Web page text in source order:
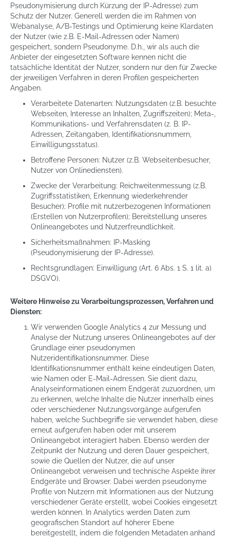
Pseudonymisierung durch Kürzung der IP-Adresse) zum
Schutz der Nutzer. Generell werden die im Rahmen von
Webanalyse, A/B-Testings und Optimierung keine Klardaten
der Nutzer (wie z.B. E-Mail-Adressen oder Namen)
gespeichert, sondern Pseudonyme. D.h., wir als auch die
Anbieter der eingesetzten Software kennen nicht die
tatsächliche Identität der Nutzer, sondern nur den für Zwecke
der jeweiligen Verfahren in deren Profilen gespeicherten
Angaben.
Verarbeitete Datenarten: Nutzungsdaten (z.B. besuchte
Webseiten, Interesse an Inhalten, Zugriffszeiten); Meta-,
Kommunikations- und Verfahrensdaten (z. B. IP-
Adressen, Zeitangaben, Identifikationsnummern,
Einwilligungsstatus).
Betroffene Personen: Nutzer (z.B. Webseitenbesucher,
Nutzer von Onlinediensten).
Zwecke der Verarbeitung: Reichweitenmessung (z.B.
Zugriffsstatistiken, Erkennung wiederkehrender
Besucher); Profile mit nutzerbezogenen Informationen
(Erstellen von Nutzerprofilen); Bereitstellung unseres
Onlineangebotes und Nutzerfreundlichkeit.
Sicherheitsmaßnahmen: IP-Masking
(Pseudonymisierung der IP-Adresse).
Rechtsgrundlagen: Einwilligung (Art. 6 Abs. 1 S. 1 lit. a)
DSGVO).
Weitere Hinweise zu Verarbeitungsprozessen, Verfahren und
Diensten:
Wir verwenden Google Analytics 4 zur Messung und
Analyse der Nutzung unseres Onlineangebotes auf der
Grundlage einer pseudonymen
Nutzeridentifikationsnummer. Diese
Identifikationsnummer enthält keine eindeutigen Daten,
wie Namen oder E-Mail-Adressen. Sie dient dazu,
Analyseinformationen einem Endgerät zuzuordnen, um
zu erkennen, welche Inhalte die Nutzer innerhalb eines
oder verschiedener Nutzungsvorgänge aufgerufen
haben, welche Suchbegriffe sie verwendet haben, diese
erneut aufgerufen haben oder mit unserem
Onlineangebot interagiert haben. Ebenso werden der
Zeitpunkt der Nutzung und deren Dauer gespeichert,
sowie die Quellen der Nutzer, die auf unser
Onlineangebot verweisen und technische Aspekte ihrer
Endgeräte und Browser. Dabei werden pseudonyme
Profile von Nutzern mit Informationen aus der Nutzung
verschiedener Geräte erstellt, wobei Cookies eingesetzt
werden können. In Analytics werden Daten zum
geografischen Standort auf höherer Ebene
bereitgestellt, indem die folgenden Metadaten anhand